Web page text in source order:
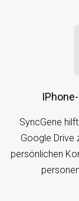
SyncGene
Google Drive
persönlichen